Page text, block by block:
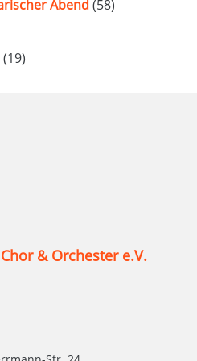
Abend (58)
(19)
& Orchester e.V.